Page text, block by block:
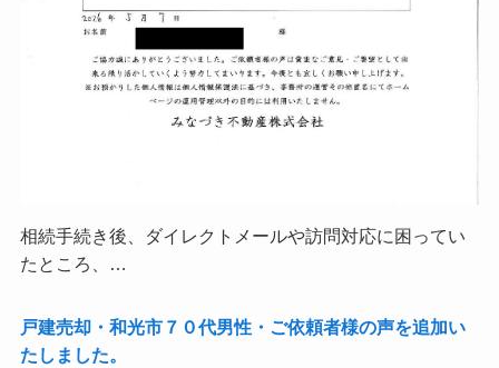
相続手続き後、ダイレクトメールや訪問対応に困ってい
たところ、…
戸建売却・和光市７０代男性・ご依頼者様の声を追加い
たしました。